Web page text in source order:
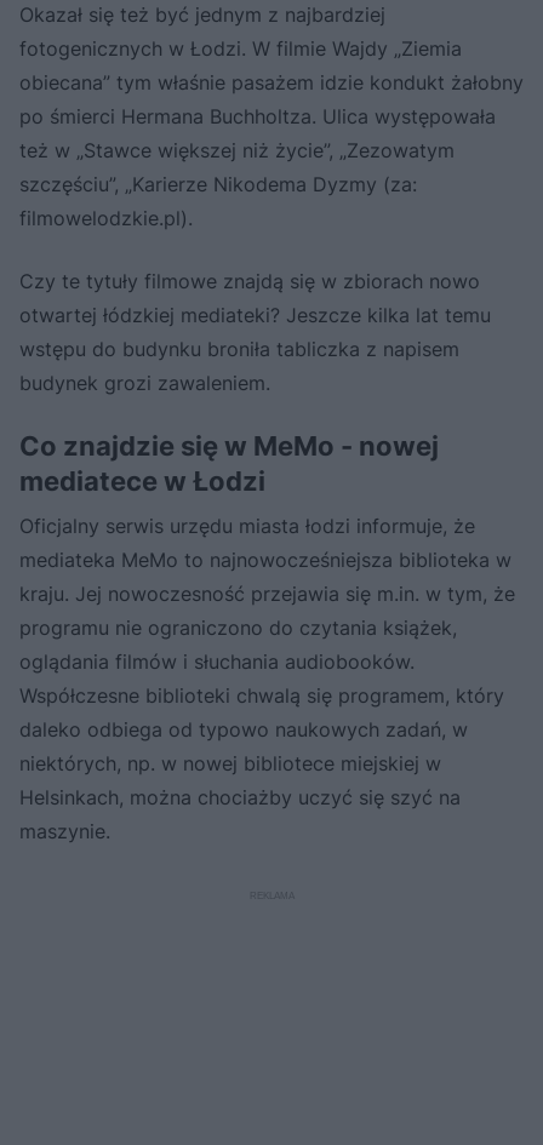
Okazał się też być jednym z najbardziej
fotogenicznych w Łodzi. W filmie Wajdy „Ziemia
obiecana” tym właśnie pasażem idzie kondukt żałobny
po śmierci Hermana Buchholtza. Ulica występowała
też w „Stawce większej niż życie”, „Zezowatym
szczęściu”, „Karierze Nikodema Dyzmy (za:
filmowelodzkie.pl).
Czy te tytuły filmowe znajdą się w zbiorach nowo
otwartej łódzkiej mediateki? Jeszcze kilka lat temu
wstępu do budynku broniła tabliczka z napisem
budynek grozi zawaleniem.
Co znajdzie się w MeMo - nowej
mediatece w Łodzi
Oficjalny serwis urzędu miasta łodzi informuje, że
mediateka MeMo to najnowocześniejsza biblioteka w
kraju. Jej nowoczesność przejawia się m.in. w tym, że
programu nie ograniczono do czytania książek,
oglądania filmów i słuchania audiobooków.
Współczesne biblioteki chwalą się programem, który
daleko odbiega od typowo naukowych zadań, w
niektórych, np. w nowej bibliotece miejskiej w
Helsinkach, można chociażby uczyć się szyć na
maszynie.